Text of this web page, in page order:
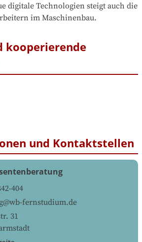
digitale Technologien steigt auch die
im Maschinenbau.
kooperierende
und Kontaktstellen
404
fernstudium.de
31